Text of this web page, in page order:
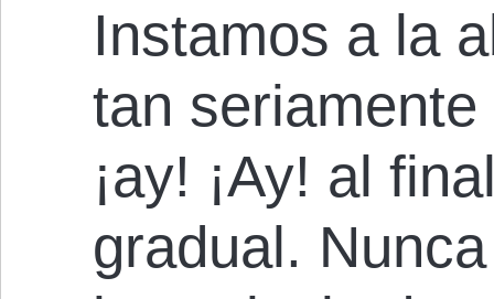
Instamos a la
tan
¡ay! ¡Ay! al
gradual.